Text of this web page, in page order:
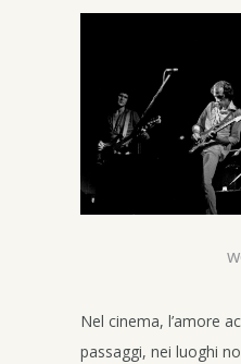
Nel cinema, l’amore
passaggi, nei luoghi